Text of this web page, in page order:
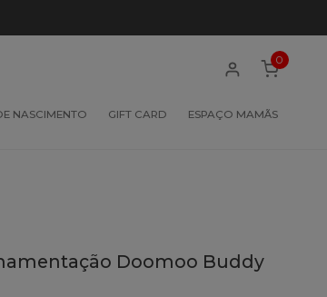
NASCIMENTO GIFT CARD ESPAÇO MAMÃS
0
Doomoo Buddy